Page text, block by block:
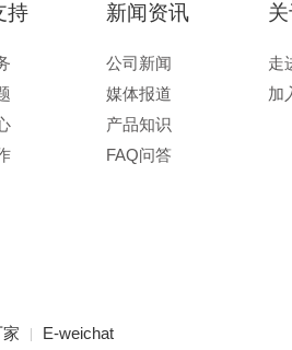
持 新闻资讯
公司新闻
媒体报道
产品知识
FAQ问答
走
加
E-weichat